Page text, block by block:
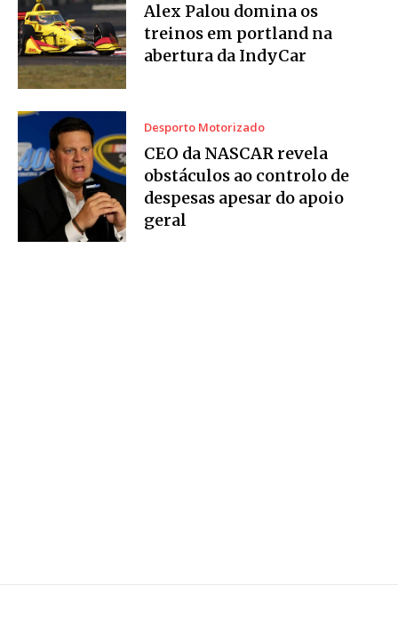
Alex Palou domina os
treinos em portland na
abertura da IndyCar
Desporto Motorizado
CEO da NASCAR revela
obstáculos ao controlo de
despesas apesar do apoio
geral